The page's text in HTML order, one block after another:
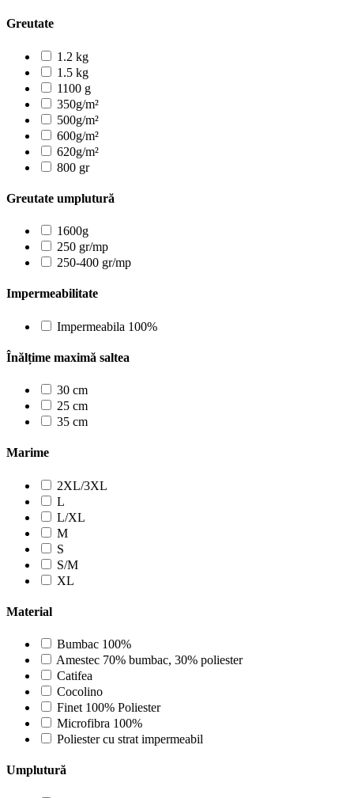
Greutate
1.2 kg
1.5 kg
1100 g
350g/m²
500g/m²
600g/m²
620g/m²
800 gr
Greutate umplutură
1600g
250 gr/mp
250-400 gr/mp
Impermeabilitate
Impermeabila 100%
Înălțime maximă saltea
30 cm
25 cm
35 cm
Marime
2XL/3XL
L
L/XL
M
S
S/M
XL
Material
Bumbac 100%
Amestec 70% bumbac, 30% poliester
Catifea
Cocolino
Finet 100% Poliester
Microfibra 100%
Poliester cu strat impermeabil
Umplutură